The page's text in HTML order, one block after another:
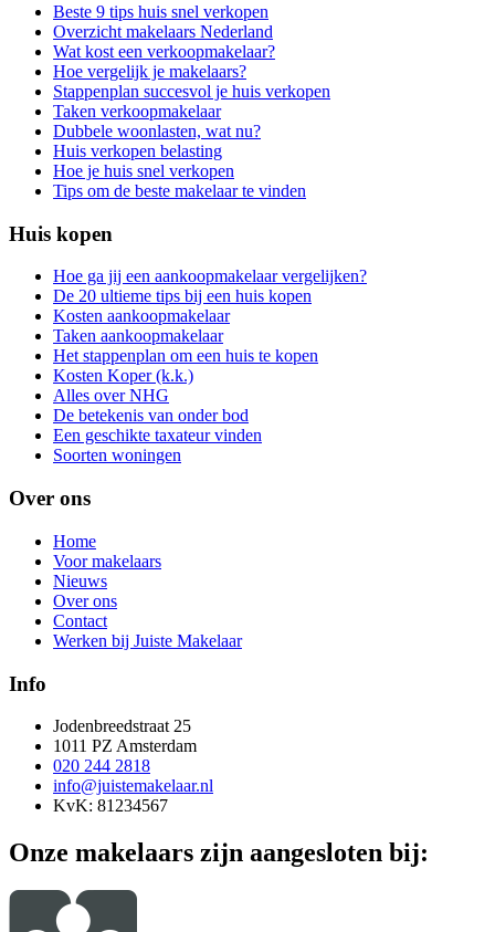
Beste 9 tips huis snel verkopen
Overzicht makelaars Nederland
Wat kost een verkoopmakelaar?
Hoe vergelijk je makelaars?
Stappenplan succesvol je huis verkopen
Taken verkoopmakelaar
Dubbele woonlasten, wat nu?
Huis verkopen belasting
Hoe je huis snel verkopen
Tips om de beste makelaar te vinden
Huis kopen
Hoe ga jij een aankoopmakelaar vergelijken?
De 20 ultieme tips bij een huis kopen
Kosten aankoopmakelaar
Taken aankoopmakelaar
Het stappenplan om een huis te kopen
Kosten Koper (k.k.)
Alles over NHG
De betekenis van onder bod
Een geschikte taxateur vinden
Soorten woningen
Over ons
Home
Voor makelaars
Nieuws
Over ons
Contact
Werken bij Juiste Makelaar
Info
Jodenbreedstraat 25
1011 PZ Amsterdam
020 244 2818
info@juistemakelaar.nl
KvK: 81234567
Onze makelaars zijn aangesloten bij: